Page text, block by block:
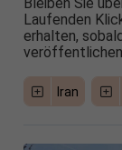
Laufenden
erhalten,
veröffentlichen
Iran